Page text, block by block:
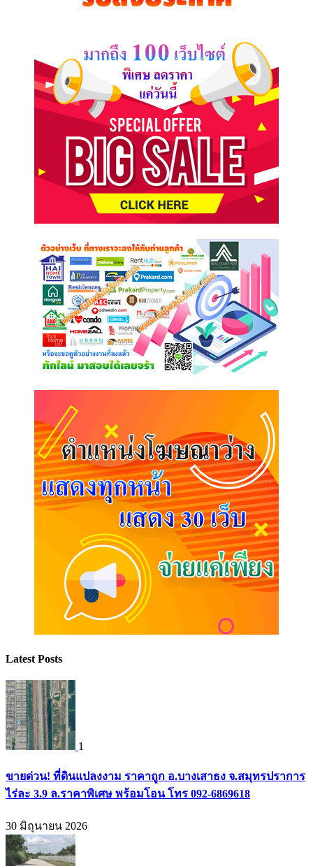
Latest Posts
1
ขายด่วน! ที่ดินแปลงงาม ราคาถูก อ.บางเสาธง จ.สมุทรปราการ
ไร่ละ 3.9 ล.ราคาพิเศษ พร้อมโอน โทร 092-6869618
30 มิถุนายน 2026